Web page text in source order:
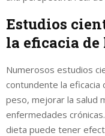
Estudios
la eficacia
Numerosos estudios
contundente la
peso, mejorar la salud
enfermedades
dieta puede tener